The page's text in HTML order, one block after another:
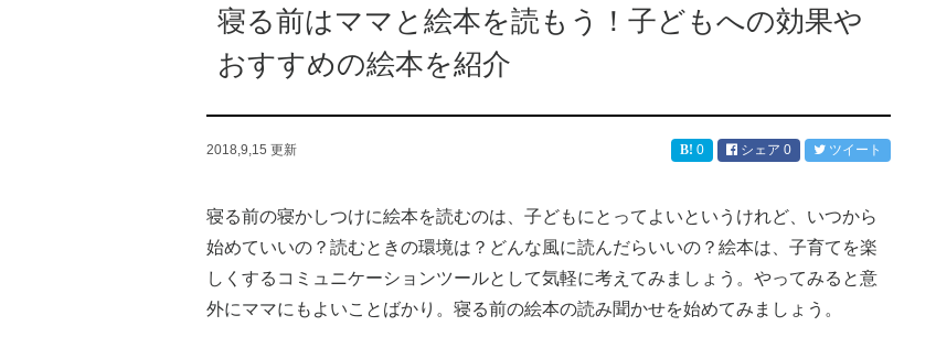
寝る前はママと絵本を読もう！子どもへの効果や
おすすめの絵本を紹介
2018,9,15 更新 0 シェア 0 ツイート
寝る前の寝かしつけに絵本を読むのは、子どもにとってよいというけれど、いつから
始めていいの？読むときの環境は？どんな風に読んだらいいの？絵本は、子育てを楽
しくするコミュニケーションツールとして気軽に考えてみましょう。やってみると意
外にママにもよいことばかり。寝る前の絵本の読み聞かせを始めてみましょう。